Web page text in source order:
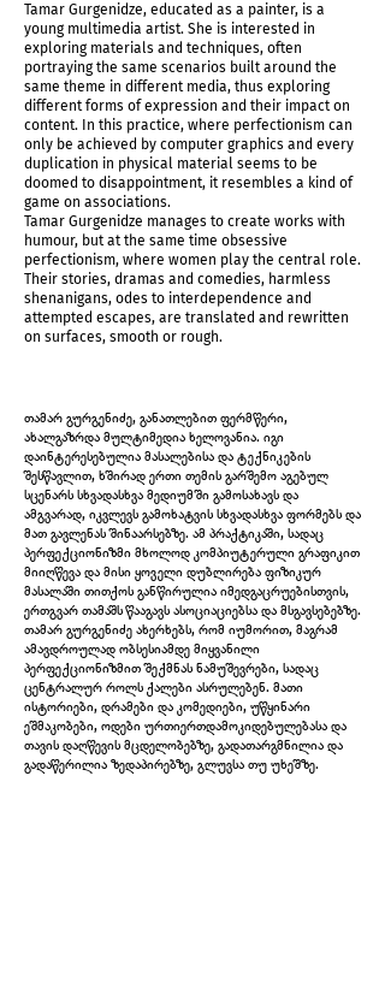
Surface Chemistry
Surface Chemistry
Tamar Gurgenidze, educated as a painter, is a
young multimedia artist. She is interested in
exploring materials and techniques, often
portraying the same scenarios built around the
same theme in different media, thus exploring
different forms of expression and their impact on
content. In this practice, where perfectionism can
only be achieved by computer graphics and every
duplication in physical material seems to be
doomed to disappointment, it resembles a kind of
game on associations.
Tamar Gurgenidze manages to create works with
humour, but at the same time obsessive
perfectionism, where women play the central role.
Their stories, dramas and comedies, harmless
shenanigans, odes to interdependence and
attempted escapes, are translated and rewritten
on surfaces, smooth or rough.
თამარ გურგენიძე, განათლებით ფერმწერი,
ახალგაზრდა მულტიმედია ხელოვანია. იგი
დაინტერესებულია მასალებისა და ტექნიკების
შესწავლით, ხშირად ერთი თემის გარშემო აგებულ
სცენარს სხვადასხვა მედიუმში გამოსახავს და
ამგვარად, იკვლევს გამოხატვის სხვადასხვა ფორმებს და
მათ გავლენას შინაარსებზე. ამ პრაქტიკაში, სადაც
პერფექციონიზმი მხოლოდ კომპიუტერული გრაფიკით
მიიღწევა და მისი ყოველი დუბლირება ფიზიკურ
მასალაში თითქოს განწირულია იმედგაცრუებისთვის,
ერთგვარ თამაშს წააგავს ასოციაციებსა და მსგავსებებზე.
თამარ გურგენიძე ახერხებს, რომ იუმორით, მაგრამ
ამავდროულად ობსესიამდე მიყვანილი
პერფექციონიზმით შექმნას ნამუშევრები, სადაც
ცენტრალურ როლს ქალები ასრულებენ. მათი
ისტორიები, დრამები და კომედიები, უწყინარი
ეშმაკობები, ოდები ურთიერთდამოკიდებულებასა და
თავის დაღწევის მცდელობებზე, გადათარგმნილია და
გადაწერილია ზედაპირებზე, გლუვსა თუ უხეშზე.